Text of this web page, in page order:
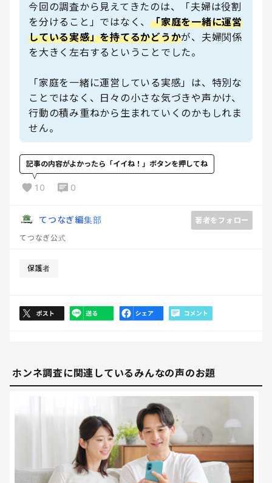
今回の調査から見えてきたのは、「夫婦は役割
を分けること」ではなく、 「家庭を一緒に運営
している実感」を持てるかどうかが、夫婦関係
を大きく左右するということでした。
「家庭を一緒に運営している実感」は、特別な
ことではなく、日々の小さな気づきや声かけ、
行動の積み重ねから生まれていくのかもしれま
せん。
記事の内容がよかったら「イイね！」ボタンを押してね
10 0
てつなぎ編集部
著者をフォロー
てつなぎ公式
保護者
ホンネ調査に関連しているみんなの声のお題